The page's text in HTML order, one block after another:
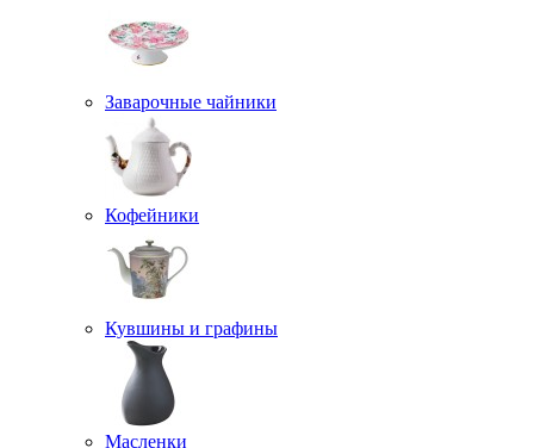
Заварочные чайники
Кофейники
Кувшины и графины
Масленки